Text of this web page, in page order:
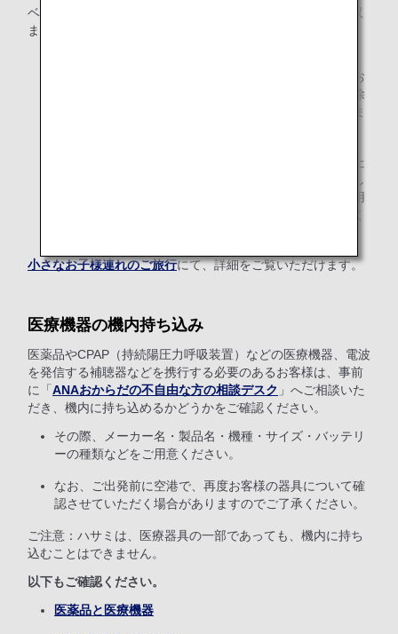
ベビーカーは、折りたたんだ状態で上記のサイズ規定内に収
まるものに限り、機内へのお持ち込みが可能です。
なりますので、ベビーカーを機内にお持ち込みになるお
客様は、身の回り品（ハンドバッグ、カメラなど）を除
き、他の機内持ち込み品をお持ちいただくことはできま
ベビーカーは、搭乗改札機を通過する前までに折りたた
み、専用のケースへ収納していただくようお願いいたし
ます。ケースをお持ちでないお客様には、お手荷物専用
小さなお子様連れのご旅行にて、詳細をご覧いただけます。
医療機器の機内持ち込み
医薬品やCPAP（持続陽圧力呼吸装置）などの医療機器、電波
を発信する補聴器などを携行する必要のあるお客様は、事前
に「 ANAおからだの不自由な方の相談デスク 」へご相談いた
だき、機内に持ち込めるかどうかをご確認ください。
その際、メーカー名・製品名・機種・サイズ・バッテリ
ーの種類などをご用意ください。
なお、ご出発前に空港で、再度お客様の器具について確
認させていただく場合がありますのでご了承ください。
ご注意：ハサミは、医療器具の一部であっても、機内に持ち
込むことはできません。
以下もご確認ください。
医薬品と医療機器